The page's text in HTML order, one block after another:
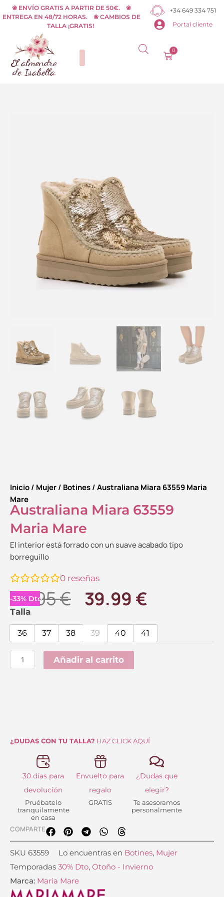
al
contenido
❀ ENVÍO GRATIS A PARTIR DE 50€. ❀
ENTREGA EN 48/72 HORAS. ❀ CAMBIOS DE
TALLA ¡GRATIS!
+34 649 334 751
Portal cliente
0
Carrito
Inicio/ Mujer/ Botines/ Australiana Miara 63559 Maria
Mare
Australiana Miara 63559
Maria Mare
El interior está forrado con un suave acabado tipo
borreguillo
0 reseñas
-33% Dto.
59.95€ El
original
era:
59.95 €.
39.99 €El
actual
Talla
36 37 38 39 40 41
Australiana
Miara
63559
Maria
Mare
Añadir al carrito
¿DUDAS CON TU TALLA? HAZ CLICK AQUÍ
30 días para
devolución
Pruébatelo
tranquilamente
en casa
Envuelto para
regalo
GRATIS
¿Dudas que
elegir?
Te asesoramos
personalmente
COMPARTE
SKU 63559 Lo encuentras en Botines, Mujer
Temporadas 30% Dto, Otoño - Invierno
Marca: Maria Mare